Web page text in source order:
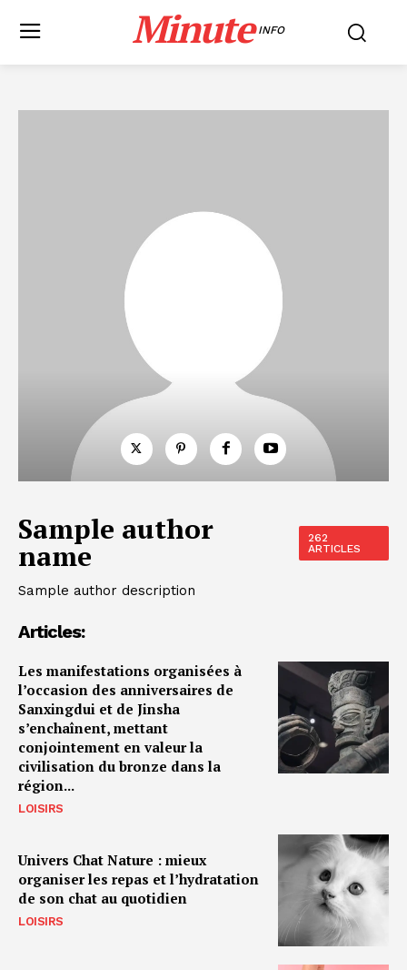
Minute INFO
Sample author
name
262
ARTICLES
Sample author description
Articles:
Les manifestations organisées à
l’occasion des anniversaires de
Sanxingdui et de Jinsha
s’enchaînent, mettant
conjointement en valeur la
civilisation du bronze dans la
région...
LOISIRS
Univers Chat Nature : mieux
organiser les repas et l’hydratation
de son chat au quotidien
LOISIRS